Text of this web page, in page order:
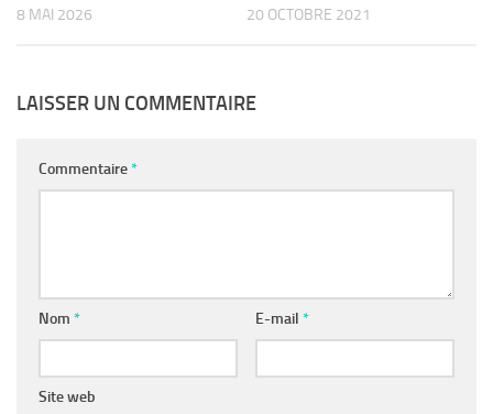
8 MAI 2026 20 OCTOBRE 2021
LAISSER UN COMMENTAIRE
Commentaire*
Nom * E-mail *
Site web